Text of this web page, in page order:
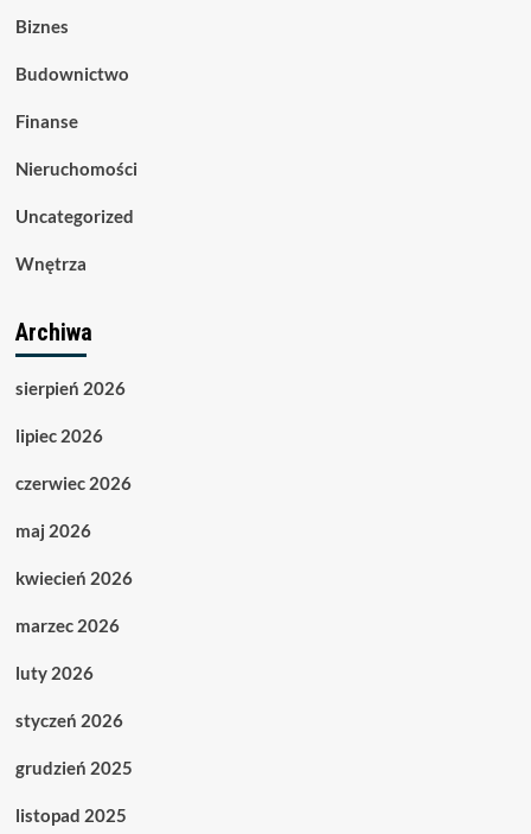
Biznes
Budownictwo
Finanse
Nieruchomości
Uncategorized
Wnętrza
Archiwa
sierpień 2026
lipiec 2026
czerwiec 2026
maj 2026
kwiecień 2026
marzec 2026
luty 2026
styczeń 2026
grudzień 2025
listopad 2025